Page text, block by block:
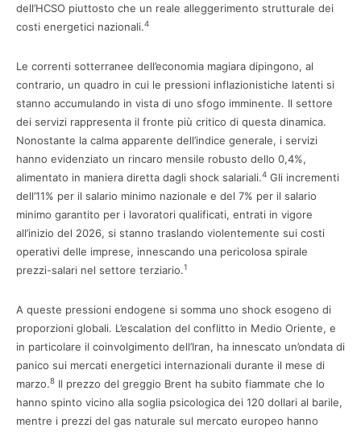
dell’HCSO piuttosto che un reale alleggerimento strutturale dei
costi energetici nazionali.4
Le correnti sotterranee dell’economia magiara dipingono, al
contrario, un quadro in cui le pressioni inflazionistiche latenti si
stanno accumulando in vista di uno sfogo imminente. Il settore
dei servizi rappresenta il fronte più critico di questa dinamica.
Nonostante la calma apparente dell’indice generale, i servizi
hanno evidenziato un rincaro mensile robusto dello 0,4%,
alimentato in maniera diretta dagli shock salariali.4 Gli incrementi
dell’11% per il salario minimo nazionale e del 7% per il salario
minimo garantito per i lavoratori qualificati, entrati in vigore
all’inizio del 2026, si stanno traslando violentemente sui costi
operativi delle imprese, innescando una pericolosa spirale
prezzi-salari nel settore terziario.1
A queste pressioni endogene si somma uno shock esogeno di
proporzioni globali. L’escalation del conflitto in Medio Oriente, e
in particolare il coinvolgimento dell’Iran, ha innescato un’ondata di
panico sui mercati energetici internazionali durante il mese di
marzo.8 Il prezzo del greggio Brent ha subito fiammate che lo
hanno spinto vicino alla soglia psicologica dei 120 dollari al barile,
mentre i prezzi del gas naturale sul mercato europeo hanno